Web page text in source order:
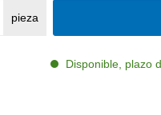
Cantidad
pieza
Disponible, plazo